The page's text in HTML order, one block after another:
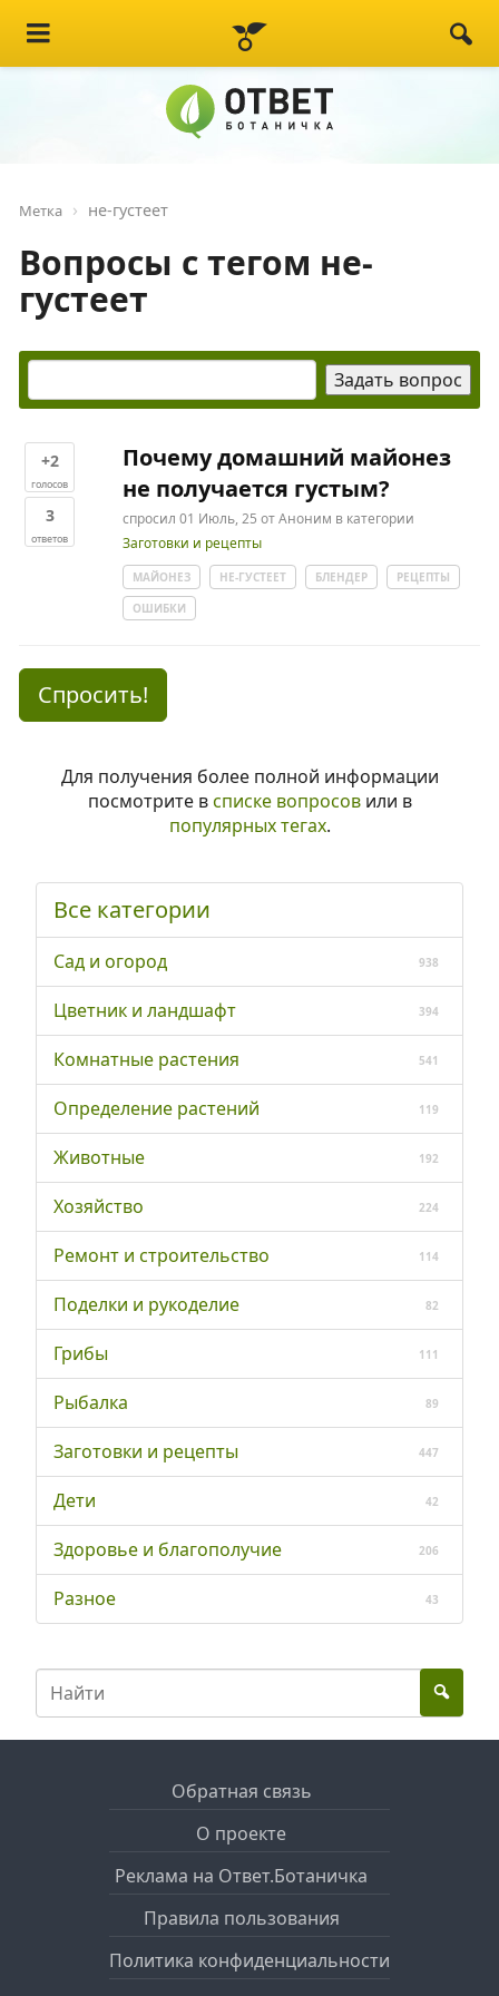
Метка не-густеет
Вопросы с тегом не-
густеет
+2
голосов
3
ответов
Почему домашний майонез
не получается густым?
спросил 01 Июль, 25 отАноним в категории
Заготовки и рецепты
МАЙОНЕЗ НЕ-ГУСТЕЕТ БЛЕНДЕР
РЕЦЕПТЫ
ОШИБКИ
Спросить!
Для получения более полной информации
посмотрите всписке вопросовили в
популярных тегах.
Все категории
Сад и огород 938
Цветник и ландшафт 394
Комнатные растения 541
Определение растений 119
Животные 192
Хозяйство 224
Ремонт и строительство 114
Поделки и рукоделие 82
Грибы 111
Рыбалка 89
Заготовки и рецепты 447
Дети 42
Здоровье и благополучие 206
Разное 43
Обратная связь
О проекте
Реклама на Ответ.Ботаничка
Правила пользования
Политика конфиденциальности